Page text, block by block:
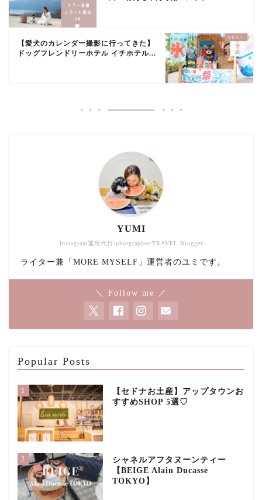
【愛犬のカレンダー撮影に行ってきた】
ドッグフレンドリーホテル イチホテル...
Instagram運用代行/photgrapher/TRAVEL Blogger
YUMI
ライター兼「MORE MYSELF」運営者のユミです。
＼ Follow me ／
Popular Posts
1
【セドナお土産】アップタウンお
すすめSHOP 5選♡
2
シャネルアフタヌーンティー
【BEIGE Alain Ducasse
TOKYO】